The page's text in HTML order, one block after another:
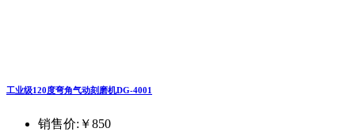
工业级120度弯角气动刻磨机DG-4001
销售价: ￥850